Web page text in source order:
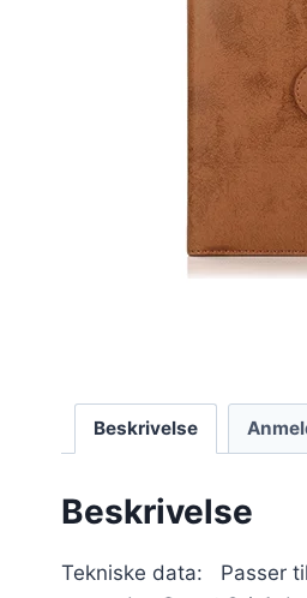
Beskrivelse
Beskrivelse
Tekniske data: Passer